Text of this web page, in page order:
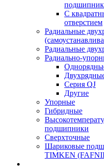
С
отверстием
Радиальные
Радиальные
Радиально-
Серия QJ
Другие
Упорные
Гибридные
подшипники
Сверхточные
Шариковые
TIMKEN